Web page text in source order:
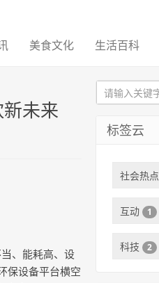
美食文化 生活百科
未来
、能耗高、设
保设备平台横空
标签云
社会热点
互动 1
科技 2